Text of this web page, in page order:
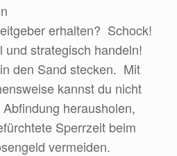
erhalten? Schock!
und strategisch handeln!
den Sand stecken. Mit
kannst du nicht
herausholen,
Sperrzeit beim
vermeiden.